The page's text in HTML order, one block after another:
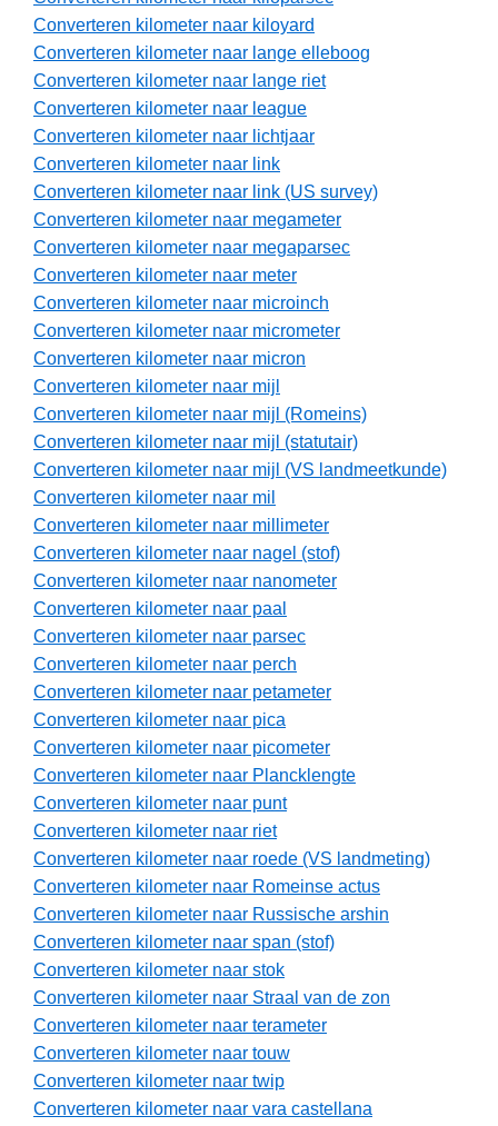
Converteren kilometer naar kiloyard
Converteren kilometer naar lange elleboog
Converteren kilometer naar lange riet
Converteren kilometer naar league
Converteren kilometer naar lichtjaar
Converteren kilometer naar link
Converteren kilometer naar link (US survey)
Converteren kilometer naar megameter
Converteren kilometer naar megaparsec
Converteren kilometer naar meter
Converteren kilometer naar microinch
Converteren kilometer naar micrometer
Converteren kilometer naar micron
Converteren kilometer naar mijl
Converteren kilometer naar mijl (Romeins)
Converteren kilometer naar mijl (statutair)
Converteren kilometer naar mijl (VS landmeetkunde)
Converteren kilometer naar mil
Converteren kilometer naar millimeter
Converteren kilometer naar nagel (stof)
Converteren kilometer naar nanometer
Converteren kilometer naar paal
Converteren kilometer naar parsec
Converteren kilometer naar perch
Converteren kilometer naar petameter
Converteren kilometer naar pica
Converteren kilometer naar picometer
Converteren kilometer naar Plancklengte
Converteren kilometer naar punt
Converteren kilometer naar riet
Converteren kilometer naar roede (VS landmeting)
Converteren kilometer naar Romeinse actus
Converteren kilometer naar Russische arshin
Converteren kilometer naar span (stof)
Converteren kilometer naar stok
Converteren kilometer naar Straal van de zon
Converteren kilometer naar terameter
Converteren kilometer naar touw
Converteren kilometer naar twip
Converteren kilometer naar vara castellana